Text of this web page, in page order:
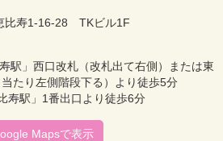
比寿1-16-28 TKビル1F
駅」西口改札（改札出て右側）または東
たり左側階段下る）より徒歩5分
寿駅」1番出口より徒歩6分
Mapsで表示